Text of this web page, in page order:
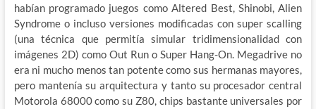
habían programado juegos como Altered Best, Shinobi, Alien
Syndrome o incluso versiones modificadas con super scalling
(una técnica que permitía simular tridimensionalidad con
imágenes 2D) como Out Run o Super Hang-On. Megadrive no
era ni mucho menos tan potente como sus hermanas mayores,
pero mantenía su arquitectura y tanto su procesador central
Motorola 68000 como su Z80, chips bastante universales por